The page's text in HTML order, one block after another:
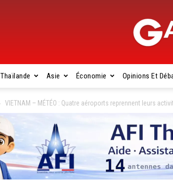
Thaïlande Asie Économie Opinions Et
VIETNAM – MÉTÉO : Quatre aéroports reprennent leurs